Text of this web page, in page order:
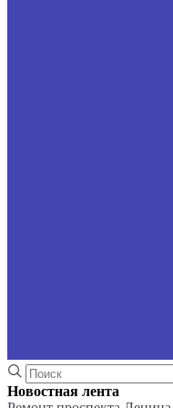
Новостная лента